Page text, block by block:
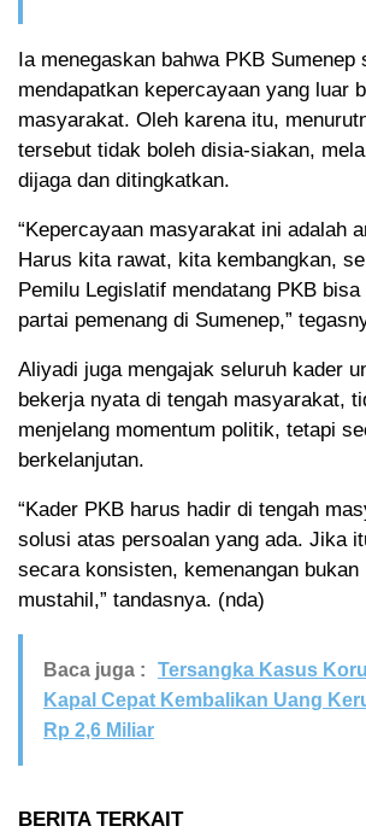
Ia menegaskan bahwa PKB Sumenep
mendapatkan kepercayaan yang luar
masyarakat. Oleh karena itu,
tersebut tidak boleh disia-siakan,
dijaga dan ditingkatkan.
“Kepercayaan masyarakat ini adalah
Harus kita rawat, kita kembangkan,
Pemilu Legislatif mendatang PKB
partai pemenang di Sumenep,”
Aliyadi juga mengajak seluruh kader
bekerja nyata di tengah masyarakat,
menjelang momentum politik, tetapi
berkelanjutan.
“Kader PKB harus hadir di tengah
solusi atas persoalan yang ada. Jika
secara konsisten, kemenangan bukan
mustahil,” tandasnya. (nda)
Baca juga :
Tersangka Kasus
Kapal Cepat Kembalikan Uang
Rp 2,6 Miliar
BERITA TERKAIT